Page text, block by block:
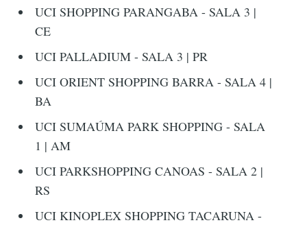
UCI SHOPPING PARANGABA - SALA 3 |
CE
UCI PALLADIUM - SALA 3 | PR
UCI ORIENT SHOPPING BARRA - SALA 4 |
BA
UCI SUMAÚMA PARK SHOPPING - SALA
1 | AM
UCI PARKSHOPPING CANOAS - SALA 2 |
RS
UCI KINOPLEX SHOPPING TACARUNA -